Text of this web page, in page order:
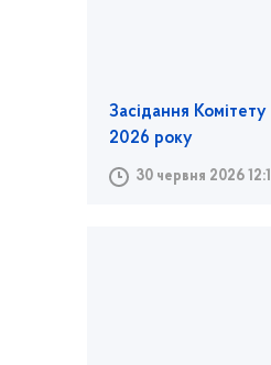
Засідання Комітету
2026 року
30 червня 2026